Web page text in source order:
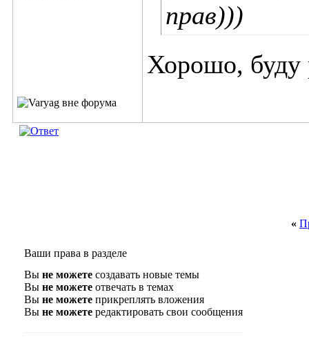
прав)))
Хорошо, буду
«
Ваши права в разделе
Вы не можете создавать новые темы
Вы не можете отвечать в темах
Вы не можете прикреплять вложения
Вы не можете редактировать свои сообщения